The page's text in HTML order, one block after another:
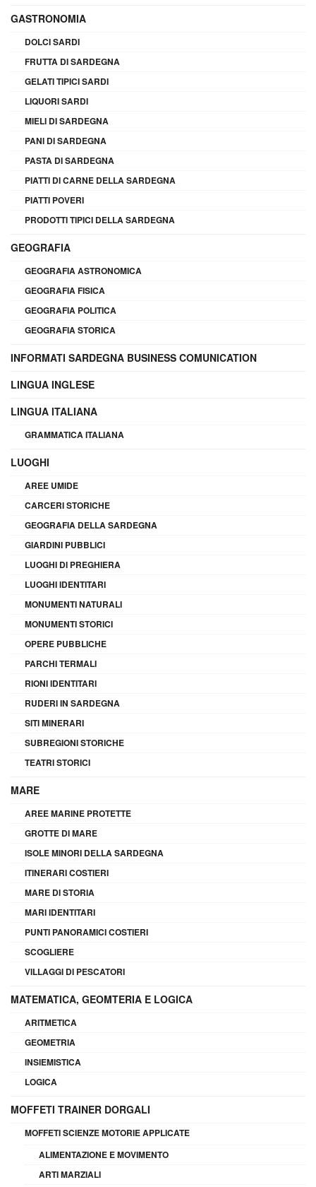
GASTRONOMIA
DOLCI SARDI
FRUTTA DI SARDEGNA
GELATI TIPICI SARDI
LIQUORI SARDI
MIELI DI SARDEGNA
PANI DI SARDEGNA
PASTA DI SARDEGNA
PIATTI DI CARNE DELLA SARDEGNA
PIATTI POVERI
PRODOTTI TIPICI DELLA SARDEGNA
GEOGRAFIA
GEOGRAFIA ASTRONOMICA
GEOGRAFIA FISICA
GEOGRAFIA POLITICA
GEOGRAFIA STORICA
INFORMATI SARDEGNA BUSINESS COMUNICATION
LINGUA INGLESE
LINGUA ITALIANA
GRAMMATICA ITALIANA
LUOGHI
AREE UMIDE
CARCERI STORICHE
GEOGRAFIA DELLA SARDEGNA
GIARDINI PUBBLICI
LUOGHI DI PREGHIERA
LUOGHI IDENTITARI
MONUMENTI NATURALI
MONUMENTI STORICI
OPERE PUBBLICHE
PARCHI TERMALI
RIONI IDENTITARI
RUDERI IN SARDEGNA
SITI MINERARI
SUBREGIONI STORICHE
TEATRI STORICI
MARE
AREE MARINE PROTETTE
GROTTE DI MARE
ISOLE MINORI DELLA SARDEGNA
ITINERARI COSTIERI
MARE DI STORIA
MARI IDENTITARI
PUNTI PANORAMICI COSTIERI
SCOGLIERE
VILLAGGI DI PESCATORI
MATEMATICA, GEOMTERIA E LOGICA
ARITMETICA
GEOMETRIA
INSIEMISTICA
LOGICA
MOFFETI TRAINER DORGALI
MOFFETI SCIENZE MOTORIE APPLICATE
ALIMENTAZIONE E MOVIMENTO
ARTI MARZIALI